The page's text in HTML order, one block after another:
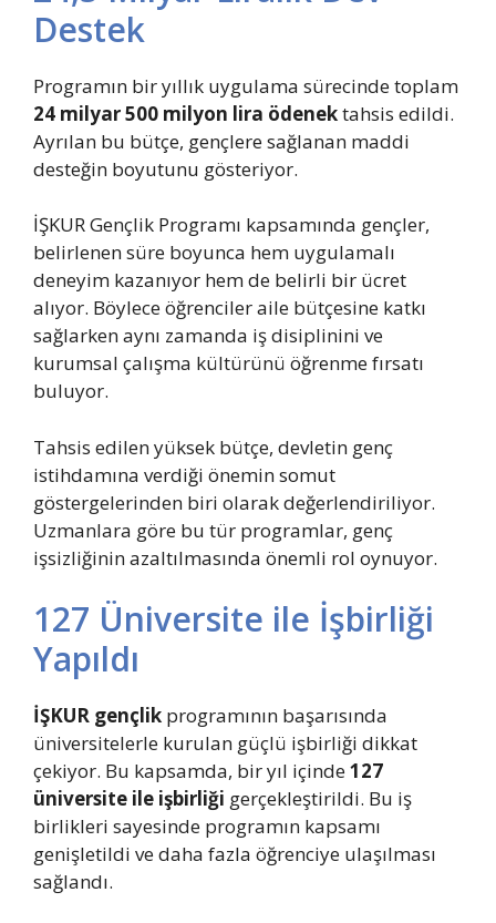
Destek
Programın bir yıllık uygulama sürecinde toplam
24 milyar 500 milyon lira ödenektahsis edildi.
Ayrılan bu bütçe, gençlere sağlanan maddi
desteğin boyutunu gösteriyor.
İŞKUR Gençlik Programı kapsamında gençler,
belirlenen süre boyunca hem uygulamalı
deneyim kazanıyor hem de belirli bir ücret
alıyor. Böylece öğrenciler aile bütçesine katkı
sağlarken aynı zamanda iş disiplinini ve
kurumsal çalışma kültürünü öğrenme fırsatı
buluyor.
Tahsis edilen yüksek bütçe, devletin genç
istihdamına verdiği önemin somut
göstergelerinden biri olarak değerlendiriliyor.
Uzmanlara göre bu tür programlar, genç
işsizliğinin azaltılmasında önemli rol oynuyor.
127 Üniversite ile İşbirliği
Yapıldı
İŞKUR gençlik programının başarısında
üniversitelerle kurulan güçlü işbirliği dikkat
çekiyor. Bu kapsamda, bir yıl içinde127
üniversite ile işbirliği gerçekleştirildi. Bu iş
birlikleri sayesinde programın kapsamı
genişletildi ve daha fazla öğrenciye ulaşılması
sağlandı.